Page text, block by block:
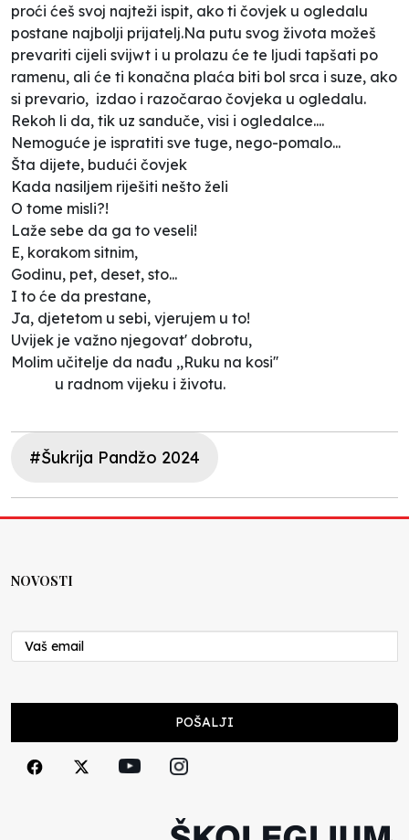
proći ćeš svoj najteži ispit, ako ti čovjek u ogledalu
postane najbolji prijatelj.Na putu svog života možeš
prevariti cijeli svijwt i u prolazu će te ljudi tapšati po
ramenu, ali će ti konačna plaća biti bol srca i suze, ako
si prevario, izdao i razočarao čovjeka u ogledalu.
Rekoh li da, tik uz sanduče, visi i ogledalce....
Nemoguće je ispratiti sve tuge, nego-pomalo...
Šta dijete, budući čovjek
Kada nasiljem riješiti nešto želi
O tome misli?!
Laže sebe da ga to veseli!
E, korakom sitnim,
Godinu, pet, deset, sto...
I to će da prestane,
Ja, djetetom u sebi, vjerujem u to!
Uvijek je važno njegovat' dobrotu,
Molim učitelje da nađu ,,Ruku na kosi''
u radnom vijeku i životu.
#Šukrija Pandžo 2024
NOVOSTI
POŠALJI